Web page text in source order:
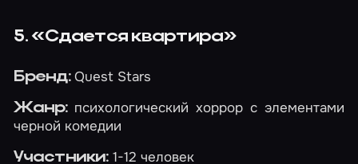
5. «Сдается квартира»
Бренд:Quest Stars
Жанр:психологический хоррор с элементами
черной комедии
Участники:1-12 человек